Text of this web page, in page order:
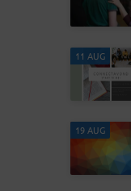
11 AUG
19 AUG